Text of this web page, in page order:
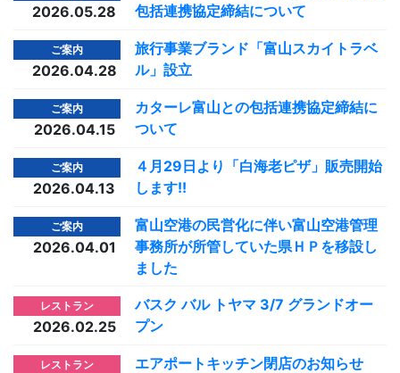
2026.05.28
包括連携協定締結について
ご案内
2026.04.28
旅行事業ブランド「富山スカイトラベ
ル」設立
ご案内
2026.04.15
カターレ富山との包括連携協定締結に
ついて
ご案内
2026.04.13
４月29日より「白海老ピザ」販売開始
します!!
ご案内
2026.04.01
富山空港の民営化に伴い富山空港管理
事務所が所管していた県ＨＰを移設し
ました
レストラン
2026.02.25
バスク バル トヤマ 3/7 グランドオー
プン
レストラン エアポートキッチン閉店のお知らせ